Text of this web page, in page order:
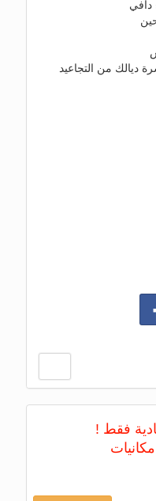
دافي
ديالك من التجاعيد
فقط !